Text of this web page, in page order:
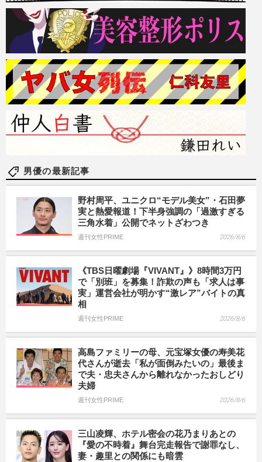
男優の最新記事
野村周平、ユニクロ“モデル美女”・石田夢
実と熱愛報道！下半身強調の「過激すぎる
三角水着」公開でネットざわつき
週刊女性PRIME 2026/8/6
《TBS日曜劇場『VIVANT』》8時間3万円
で「別班」を募集！詐欺の声も「求人は事
実」運営会社が明かす“激レア”バイトの真
相
週刊女性PRIME 2026/8/6
高島ファミリーの母、元宝塚女優の寿美花
代さんが逝去「私が面倒みたいの」最後ま
で夫・忠夫さんから離れなかったおしどり
夫婦
週刊女性PRIME 2026/8/6
三山凌輝、ホテル密会の花乃まりあとの
『愛の不時着』舞台完走報告で謝罪なし、
妻・趣里との関係にも暗雲